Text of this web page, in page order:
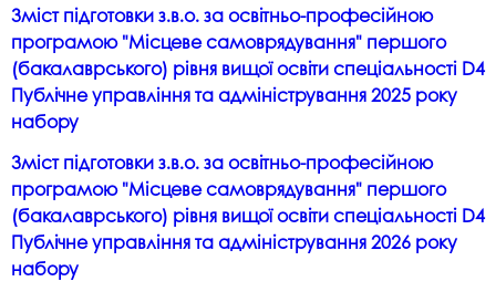
Зміст підготовки з.в.о. за освітньо-професійною
програмою "Місцеве самоврядування" першого
(бакалаврського) рівня вищої освіти спеціальності D4
Публічне управління та адміністрування 2025 року
набору
Зміст підготовки з.в.о. за освітньо-професійною
програмою "Місцеве самоврядування" першого
(бакалаврського) рівня вищої освіти спеціальності D4
Публічне управління та адміністрування 2026 року
набору